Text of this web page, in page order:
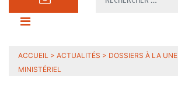
ACCUEIL > ACTUALITÉS > DOSSIERS À LA UNE
MINISTÉRIEL